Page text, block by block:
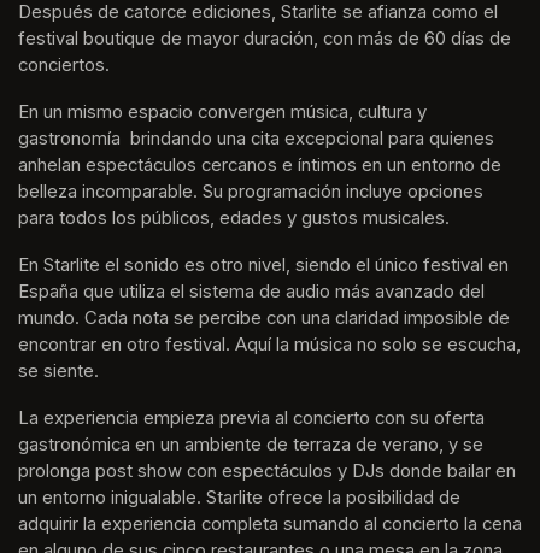
Después de catorce ediciones, Starlite se afianza como el
festival boutique de mayor duración, con más de 60 días de
conciertos.
En un mismo espacio convergen música, cultura y
gastronomía  brindando una cita excepcional para quienes
anhelan espectáculos cercanos e íntimos en un entorno de
belleza incomparable. Su programación incluye opciones
para todos los públicos, edades y gustos musicales.
En Starlite el sonido es otro nivel, siendo el único festival en
España que utiliza el sistema de audio más avanzado del
mundo. Cada nota se percibe con una claridad imposible de
encontrar en otro festival. Aquí la música no solo se escucha,
se siente.
La experiencia empieza previa al concierto con su oferta
gastronómica en un ambiente de terraza de verano, y se
prolonga post show con espectáculos y DJs donde bailar en
un entorno inigualable. Starlite ofrece la posibilidad de
adquirir la experiencia completa sumando al concierto la cena